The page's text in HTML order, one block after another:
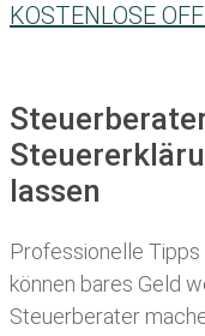
KOSTENLOSE
lassen
Professionelle Tipps
können bares Geld
Steuerberater